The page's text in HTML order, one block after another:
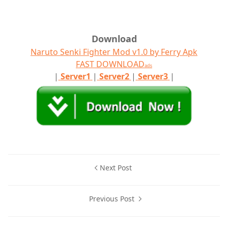
Download
Naruto Senki Fighter Mod v1.0 by Ferry Apk
FAST DOWNLOADads
| Server1 | Server2 | Server3 |
Next Post
Previous Post